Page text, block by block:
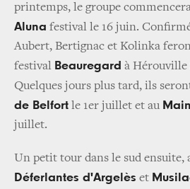
printemps, le groupe
Aluna festival le 16 juin.
Aubert, Bertignac et Kolinka
festival Beauregard à
Quelques jours plus tard, ils
de Belfort le 1er juillet et au
juillet.
Un petit tour dans le sud ensuite,
Déferlantes d'Argelès et